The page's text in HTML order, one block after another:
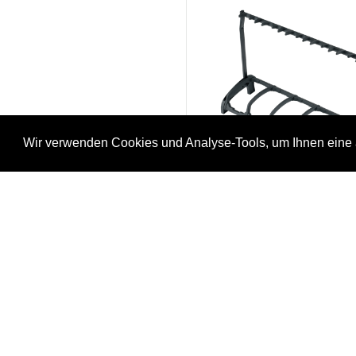
Wir verwenden Cookies und Analyse-Tools, um Ihnen